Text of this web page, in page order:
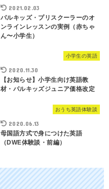
2021.02.03
パルキッズ・プリスクーラーのオ
ンラインレッスンの実例（赤ちゃ
ん〜小学生）
小学生の英語
2020.11.30
【お知らせ】小学生向け英語教
材・パルキッズジュニア価格改定
おうち英語体験談
2020.06.13
母国語方式で身につけた英語
（DWE体験談・前編）